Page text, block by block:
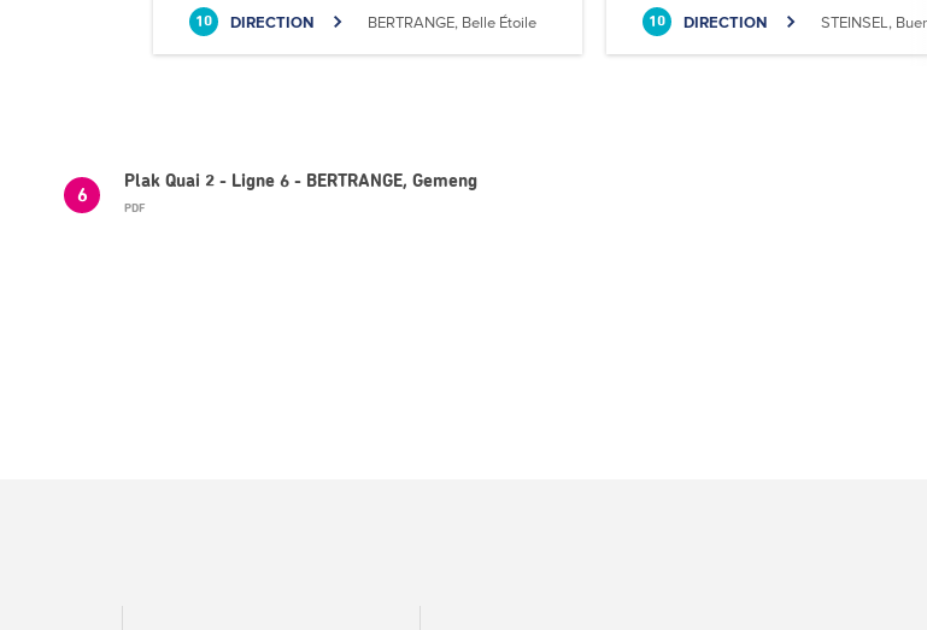
10 DIRECTION BERTRANGE, Belle Étoile 10 DIRECTION STEINSEL,
6
Plak Quai 2 - Ligne 6 - BERTRANGE, Gemeng
PDF